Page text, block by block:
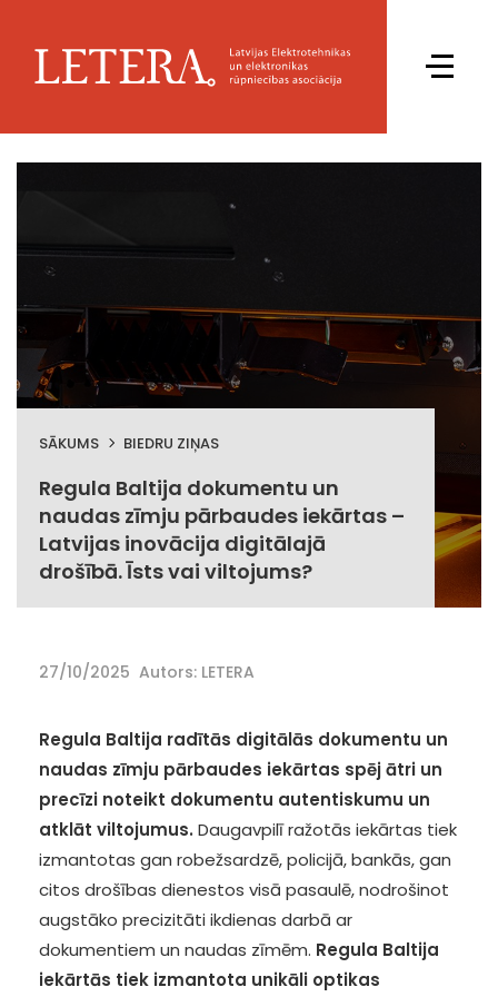
SĀKUMS BIEDRU ZIŅAS
Regula Baltija dokumentu un
naudas zīmju pārbaudes iekārtas –
Latvijas inovācija digitālajā
drošībā. Īsts vai viltojums?
27/10/2025 Autors: LETERA
Regula Baltija radītās digitālās dokumentu un
naudas zīmju pārbaudes iekārtas spēj ātri un
precīzi noteikt dokumentu autentiskumu un
atklāt viltojumus. Daugavpilī ražotās iekārtas tiek
izmantotas gan robežsardzē, policijā, bankās, gan
citos drošības dienestos visā pasaulē, nodrošinot
augstāko precizitāti ikdienas darbā ar
dokumentiem un naudas zīmēm. Regula Baltija
iekārtās tiek izmantota unikāli optikas